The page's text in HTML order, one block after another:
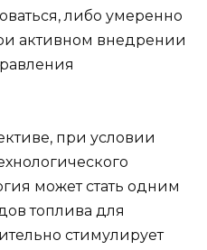
либо умеренно
активном внедрении
при условии
может стать одним
топлива для
стимулирует